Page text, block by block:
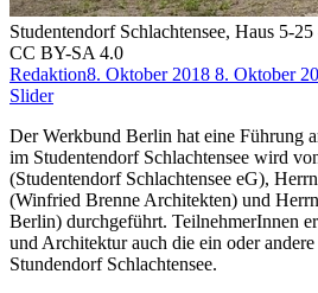
Studentendorf Schlachtensee, Haus 5-
CC BY-SA 4.0
Redaktion8. Oktober 2018 8. Oktober
Slider
Der Werkbund Berlin hat eine Führung
im Studentendorf Schlachtensee wird
(Studentendorf Schlachtensee eG),
(Winfried Brenne Architekten) und
Berlin) durchgeführt. TeilnehmerInnen
und Architektur auch die ein oder
Stundendorf Schlachtensee.